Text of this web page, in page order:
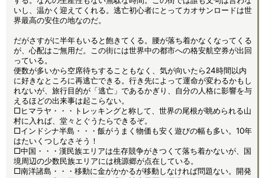
いし、温かく迎えてくれる。逃亡初心者にとってカオサンロードは世
界最高の安住の地なのだ。
だがさすがに半年もいると飽きてくる。腰が落ち着かなくなってくる
が、心配はご無用だ。この街には世界中の都市への格安航空券が出回
っている。
便数が多いから空席待ちすることもなく、気が向いたら24時間以内
に好きなところに再逃亡できる。行き先によって運命が変わるかもし
れないが、旅行目的が「逃亡」であるかぎり、自分の人格に影響を与
えるほどの出来事は起こらない。
□ヒマラヤ・・・トレッキングと称して、世界の尾根が眺められる山
村に入れば、堂々とぐうたらできるぞ。
□インドシナ半島・・・飯がうまく物価も安く遊びの幅も多い。10年
はたいくつしなさそう！
□中国・・・漢民族エリアは生存競争がきつくて落ち着かないが、国
境周辺の少数民族エリアには桃源郷が点在している。
□南洋諸島・・・移動に金がかかるが移動しなければ問題ない。開発